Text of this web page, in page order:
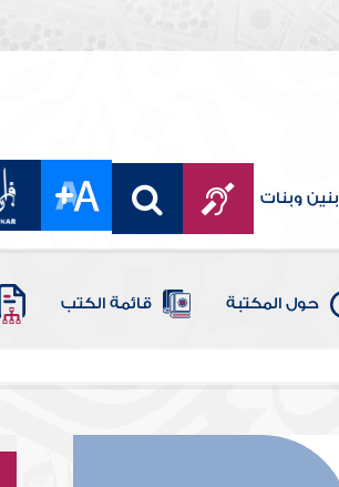
بنين وبنات
حول المكتبة قائمة الكتب